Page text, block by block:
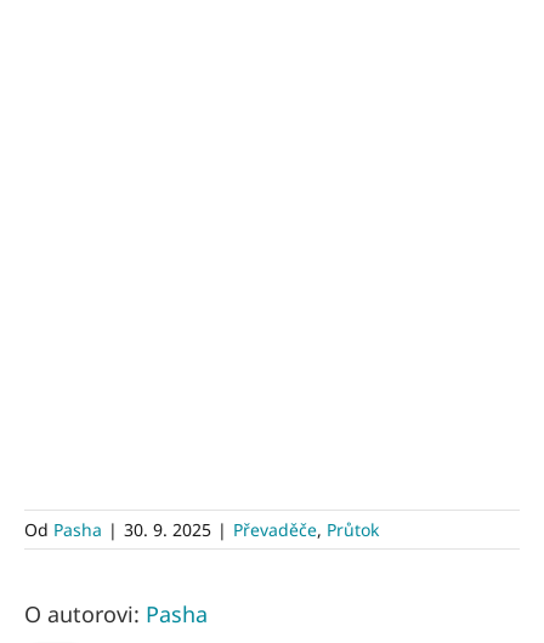
Od Pasha | 30. 9. 2025 | Převaděče, Průtok
O autorovi: Pasha